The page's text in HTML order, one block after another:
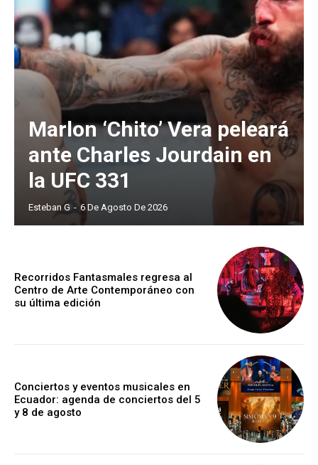
Marlon ‘Chito’ Vera peleará
ante Charles Jourdain en
la UFC 331
Esteban G - 6 De Agosto De 2026
Recorridos Fantasmales regresa al
Centro de Arte Contemporáneo con
su última edición
Conciertos y eventos musicales en
Ecuador: agenda de conciertos del 5
y 8 de agosto